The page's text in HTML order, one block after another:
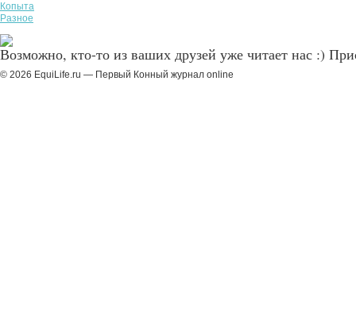
Копыта
Разное
Возможно, кто-то из ваших друзей уже читает нас :)
© 2026 EquiLife.ru — Первый Конный журнал online